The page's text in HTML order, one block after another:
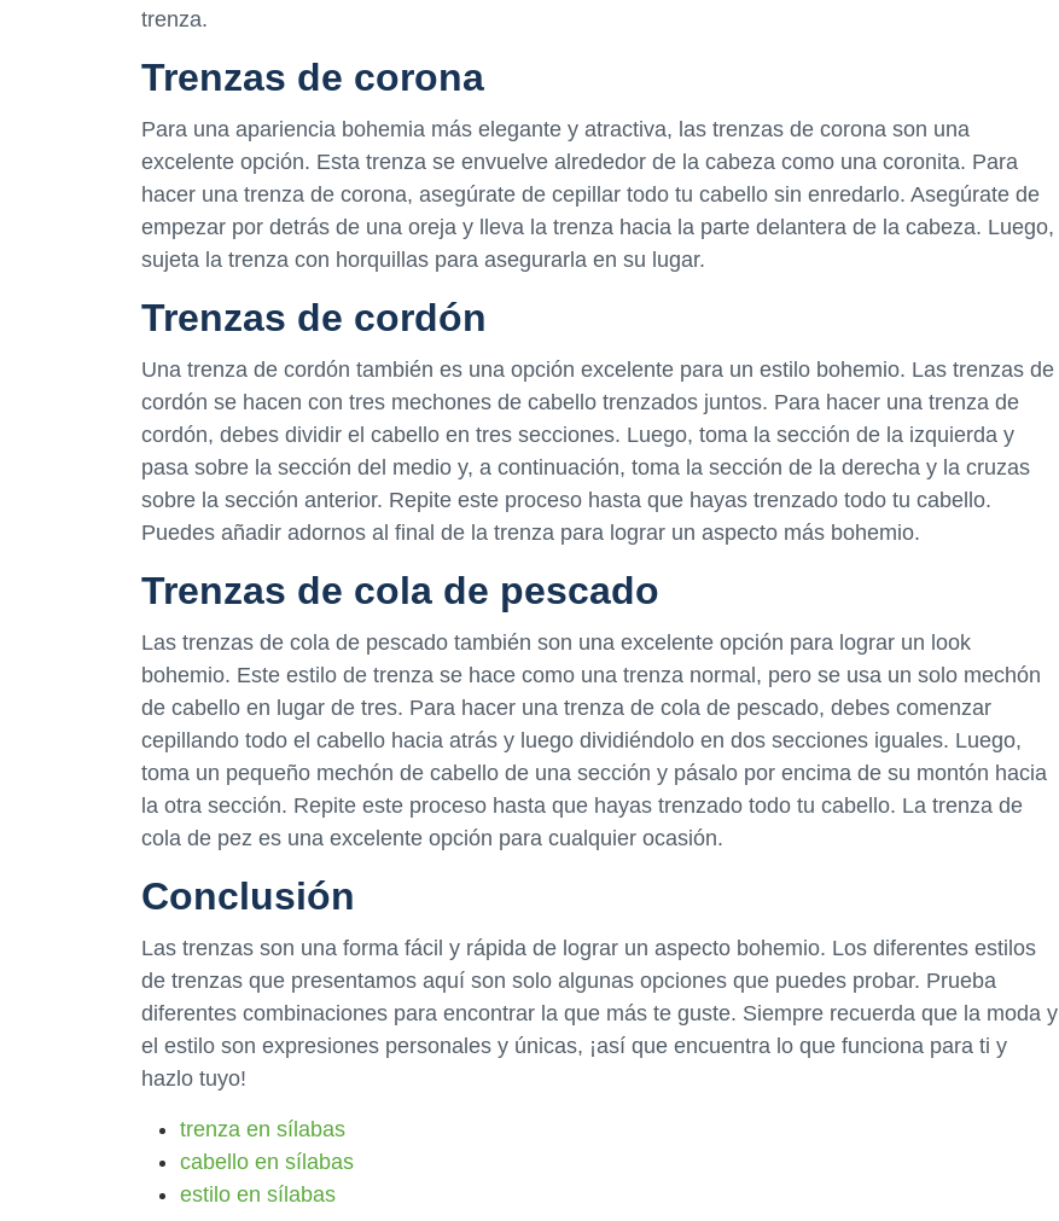
trenza.
Trenzas de corona
Para una apariencia bohemia más elegante y atractiva, las trenzas de corona son una
excelente opción. Esta trenza se envuelve alrededor de la cabeza como una coronita. Para
hacer una trenza de corona, asegúrate de cepillar todo tu cabello sin enredarlo. Asegúrate de
empezar por detrás de una oreja y lleva la trenza hacia la parte delantera de la cabeza. Luego,
sujeta la trenza con horquillas para asegurarla en su lugar.
Trenzas de cordón
Una trenza de cordón también es una opción excelente para un estilo bohemio. Las trenzas de
cordón se hacen con tres mechones de cabello trenzados juntos. Para hacer una trenza de
cordón, debes dividir el cabello en tres secciones. Luego, toma la sección de la izquierda y
pasa sobre la sección del medio y, a continuación, toma la sección de la derecha y la cruzas
sobre la sección anterior. Repite este proceso hasta que hayas trenzado todo tu cabello.
Puedes añadir adornos al final de la trenza para lograr un aspecto más bohemio.
Trenzas de cola de pescado
Las trenzas de cola de pescado también son una excelente opción para lograr un look
bohemio. Este estilo de trenza se hace como una trenza normal, pero se usa un solo mechón
de cabello en lugar de tres. Para hacer una trenza de cola de pescado, debes comenzar
cepillando todo el cabello hacia atrás y luego dividiéndolo en dos secciones iguales. Luego,
toma un pequeño mechón de cabello de una sección y pásalo por encima de su montón hacia
la otra sección. Repite este proceso hasta que hayas trenzado todo tu cabello. La trenza de
cola de pez es una excelente opción para cualquier ocasión.
Conclusión
Las trenzas son una forma fácil y rápida de lograr un aspecto bohemio. Los diferentes estilos
de trenzas que presentamos aquí son solo algunas opciones que puedes probar. Prueba
diferentes combinaciones para encontrar la que más te guste. Siempre recuerda que la moda y
el estilo son expresiones personales y únicas, ¡así que encuentra lo que funciona para ti y
hazlo tuyo!
trenza en sílabas
cabello en sílabas
estilo en sílabas